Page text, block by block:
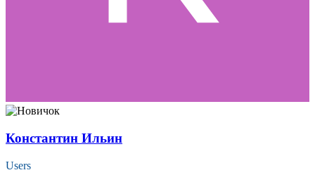
Константин Ильин
Users